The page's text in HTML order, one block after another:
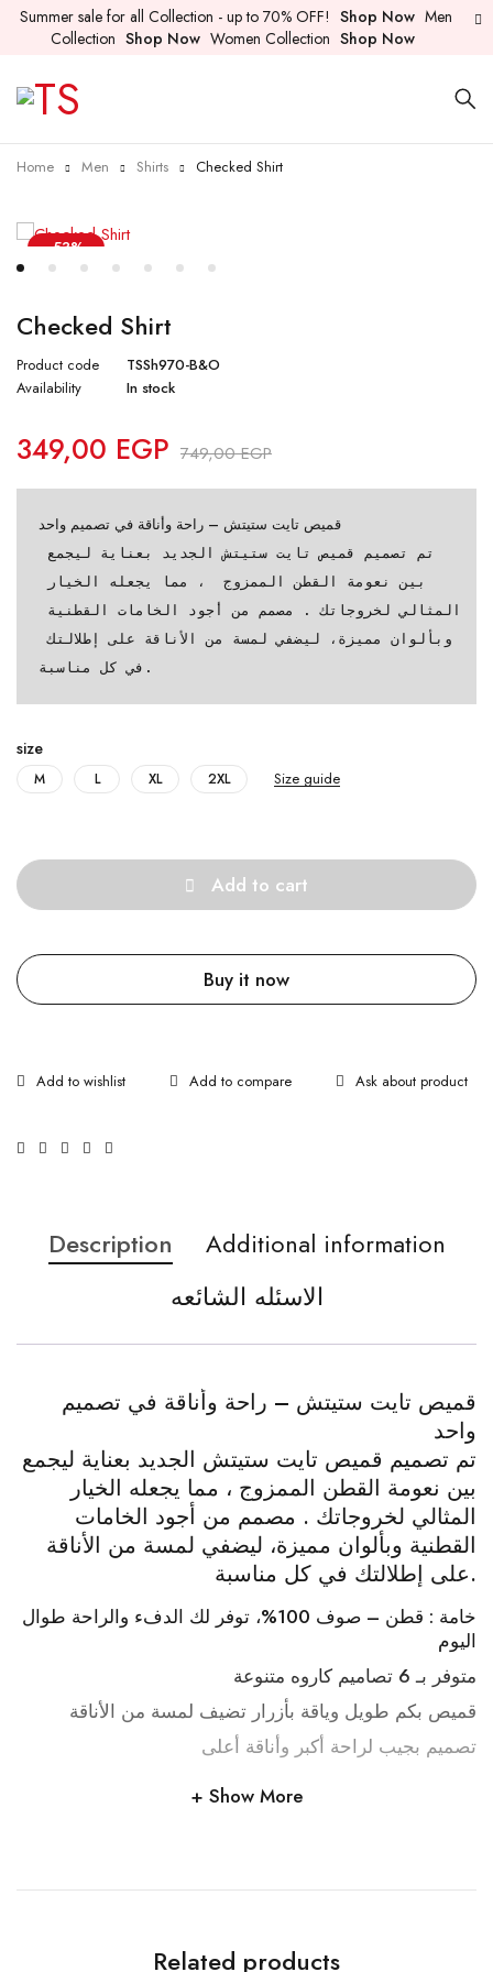
Summer sale for all Collection - up to 70% OFF! Shop Now Men
Collection Shop Now Women Collection Shop Now
Home Men Shirts Checked Shirt
-53%
Checked Shirt
Product code
TSSh970-B&O
Availability
In stock
749,00EGP
349,00 EGP
قميص تايت ستيتش – راحة وأناقة في تصميم واحد
وبألوان مميزة، ليضفي لمسة من الأناقة على إطلالتك
في كل مناسبة.
size
M L XL 2XL Size guide
Add to cart
Buy it now
Ask about product
Description
Additional information
الاسئله الشائعه
قميص تايت ستيتش – راحة وأناقة في تصميم
واحد
تم تصميم قميص تايت ستيتش الجديد بعناية ليجمع
بين نعومة القطن الممزوج ، مما يجعله الخيار
المثالي لخروجاتك . مصمم من أجود الخامات
القطنية وبألوان مميزة، ليضفي لمسة من الأناقة
على إطلالتك في كل مناسبة.
خامة : قطن – صوف 100%، توفر لك الدفء والراحة طوال
اليوم
متوفر بـ 6 تصاميم كاروه متنوعة
قميص بكم طويل وياقة بأزرار تضيف لمسة من الأناقة
تصميم بجيب لراحة أكبر وأناقة أعلى
Show More
Related products